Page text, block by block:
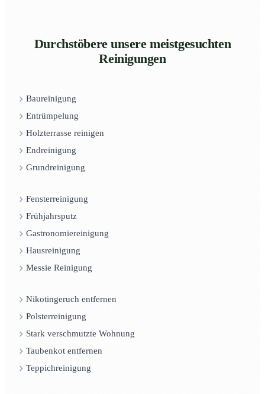
Durchstöbere unsere meistgesuchten
Reinigungen
Baureinigung
Entrümpelung
Holzterrasse reinigen
Endreinigung
Grundreinigung
Fensterreinigung
Frühjahrsputz
Gastronomiereinigung
Hausreinigung
Messie Reinigung
Nikotingeruch entfernen
Polsterreinigung
Stark verschmutzte Wohnung
Taubenkot entfernen
Teppichreinigung